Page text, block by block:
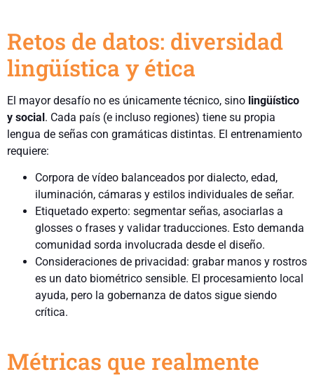
Retos de datos: diversidad
lingüística y ética
El mayor desafío no es únicamente técnico, sino lingüístico
y social. Cada país (e incluso regiones) tiene su propia
lengua de señas con gramáticas distintas. El entrenamiento
requiere:
Corpora de vídeo balanceados por dialecto, edad,
iluminación, cámaras y estilos individuales de señar.
Etiquetado experto: segmentar señas, asociarlas a
glosses o frases y validar traducciones. Esto demanda
comunidad sorda involucrada desde el diseño.
Consideraciones de privacidad: grabar manos y rostros
es un dato biométrico sensible. El procesamiento local
ayuda, pero la gobernanza de datos sigue siendo
crítica.
Métricas que realmente